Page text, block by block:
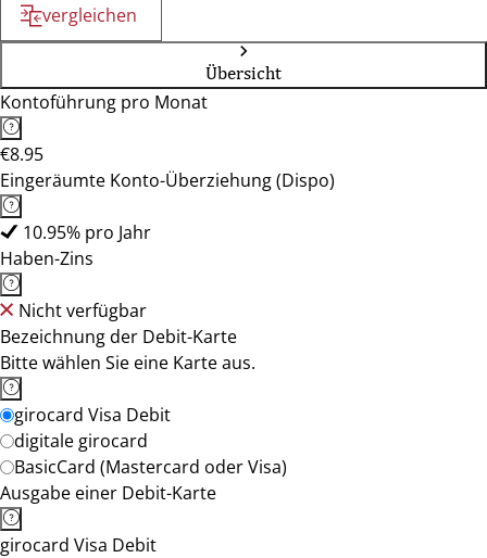
vergleichen
Übersicht
Kontoführung pro Monat
€8.95
Eingeräumte Konto-Überziehung (Dispo)
10.95% pro Jahr
Haben-Zins
Nicht verfügbar
Bezeichnung der Debit-Karte
Bitte wählen Sie eine Karte aus.
girocard Visa Debit
digitale girocard
BasicCard (Mastercard oder Visa)
Ausgabe einer Debit-Karte
girocard Visa Debit